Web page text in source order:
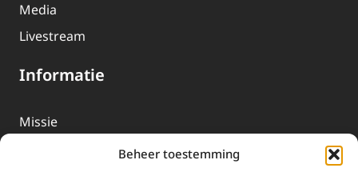
Beheer toestemming
Media
Livestream
Informatie
Missie